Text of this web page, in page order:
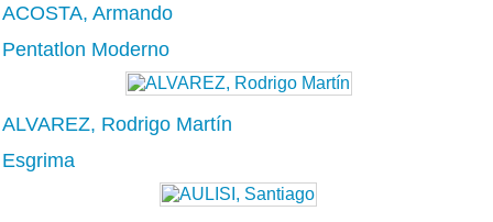
ACOSTA, Armando
Pentatlon Moderno
ALVAREZ, Rodrigo Martín
Esgrima